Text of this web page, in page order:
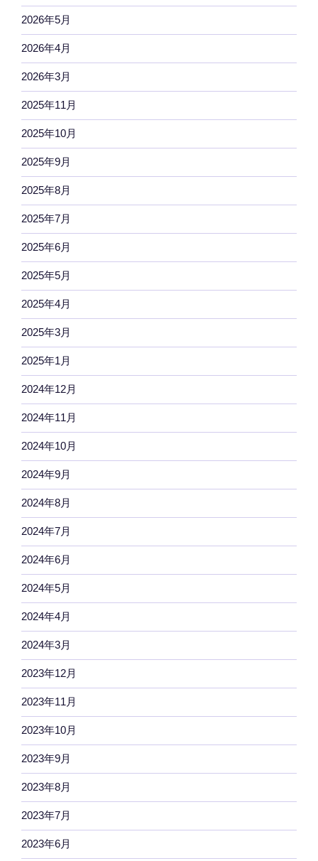
2026年5月
2026年4月
2026年3月
2025年11月
2025年10月
2025年9月
2025年8月
2025年7月
2025年6月
2025年5月
2025年4月
2025年3月
2025年1月
2024年12月
2024年11月
2024年10月
2024年9月
2024年8月
2024年7月
2024年6月
2024年5月
2024年4月
2024年3月
2023年12月
2023年11月
2023年10月
2023年9月
2023年8月
2023年7月
2023年6月